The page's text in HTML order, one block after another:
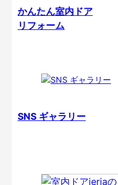
かんたん室内ドア
リフォーム
SNS ギャラリー